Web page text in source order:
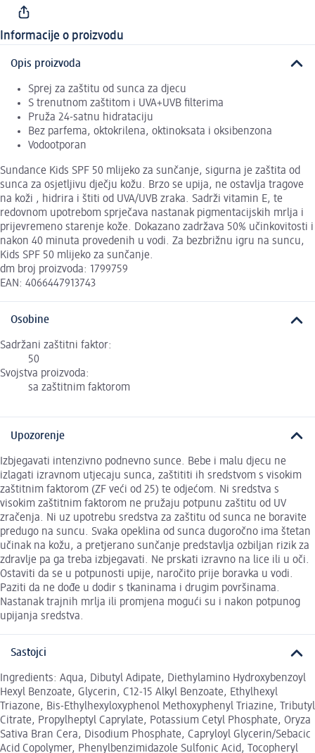
Informacije o proizvodu
Opis proizvoda
Sprej za zaštitu od sunca za djecu
S trenutnom zaštitom i UVA+UVB filterima
Pruža 24-satnu hidrataciju
Bez parfema, oktokrilena, oktinoksata i oksibenzona
Vodootporan
Sundance Kids SPF 50 mlijeko za sunčanje, sigurna je zaštita od
sunca za osjetljivu dječju kožu. Brzo se upija, ne ostavlja tragove
na koži , hidrira i štiti od UVA/UVB zraka. Sadrži vitamin E, te
redovnom upotrebom sprječava nastanak pigmentacijskih mrlja i
prijevremeno starenje kože. Dokazano zadržava 50% učinkovitosti i
nakon 40 minuta provedenih u vodi. Za bezbrižnu igru na suncu,
Kids SPF 50 mlijeko za sunčanje.
dm broj proizvoda: 1799759
EAN: 4066447913743
Osobine
Sadržani zaštitni faktor:
50
Svojstva proizvoda:
sa zaštitnim faktorom
Upozorenje
Izbjegavati intenzivno podnevno sunce. Bebe i malu djecu ne
izlagati izravnom utjecaju sunca, zaštititi ih sredstvom s visokim
zaštitnim faktorom (ZF veći od 25) te odjećom. Ni sredstva s
visokim zaštitnim faktorom ne pružaju potpunu zaštitu od UV
zračenja. Ni uz upotrebu sredstva za zaštitu od sunca ne boravite
predugo na suncu. Svaka opeklina od sunca dugoročno ima štetan
učinak na kožu, a pretjerano sunčanje predstavlja ozbiljan rizik za
zdravlje pa ga treba izbjegavati. Ne prskati izravno na lice ili u oči.
Ostaviti da se u potpunosti upije, naročito prije boravka u vodi.
Paziti da ne dođe u dodir s tkaninama i drugim površinama.
Nastanak trajnih mrlja ili promjena mogući su i nakon potpunog
upijanja sredstva.
Sastojci
Ingredients: Aqua, Dibutyl Adipate, Diethylamino Hydroxybenzoyl
Hexyl Benzoate, Glycerin, C12-15 Alkyl Benzoate, Ethylhexyl
Triazone, Bis-Ethylhexyloxyphenol Methoxyphenyl Triazine, Tributyl
Citrate, Propylheptyl Caprylate, Potassium Cetyl Phosphate, Oryza
Sativa Bran Cera, Disodium Phosphate, Capryloyl Glycerin/Sebacic
Acid Copolymer, Phenylbenzimidazole Sulfonic Acid, Tocopheryl